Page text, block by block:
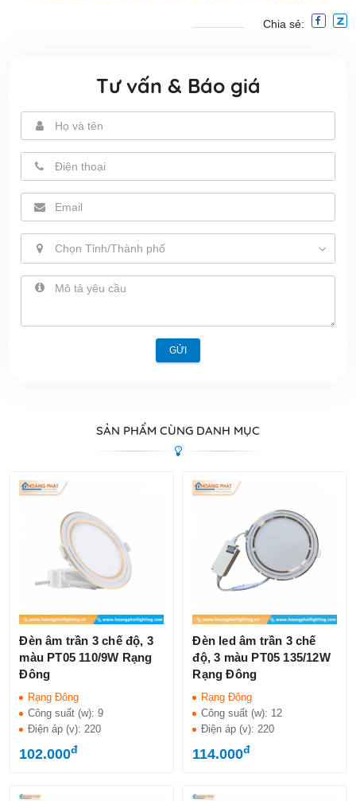
Chia sẻ:
Tư vấn & Báo giá
Chọn Tỉnh/Thành phố
GỬI
SẢN PHẨM CÙNG DANH MỤC
Đèn âm trần 3 chế độ, 3
màu PT05 110/9W Rạng
Đông
Rạng Đông
Công suất (w):9
Điện áp (v): 220
102.000đ
Đèn led âm trần 3 chế
độ, 3 màu PT05 135/12W
Rạng Đông
Rạng Đông
Công suất (w): 12
Điện áp (v): 220
114.000đ